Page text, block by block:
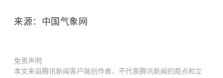
来源：中国气象网
免责声明
本文来自腾讯新闻客户端创作者，不代表腾讯新闻的观点和立